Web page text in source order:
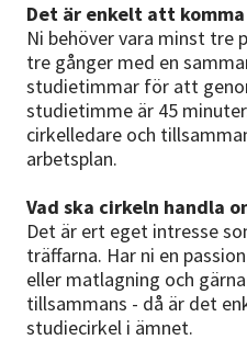
Det är enkelt att
Ni behöver vara minst tre
tre gånger med en
studietimmar för att
studietimme är 45
cirkelledare och
arbetsplan.
Vad ska cirkeln handla
Det är ert eget intresse
träffarna. Har ni en
eller matlagning och
tillsammans - då är det
studiecirkel i ämnet.